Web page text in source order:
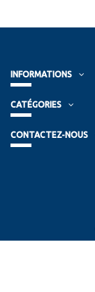
INFORMATIONS
CATÉGORIES
CONTACTEZ-NOUS